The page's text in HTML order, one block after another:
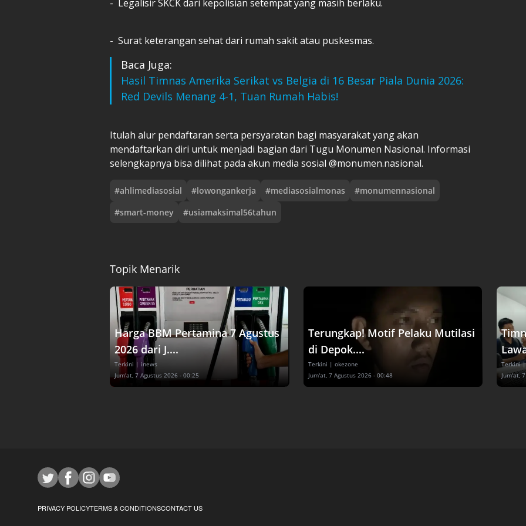
- Legalisir SKCK dari kepolisian setempat yang masih berlaku.
- Surat keterangan sehat dari rumah sakit atau puskesmas.
Baca Juga:
Hasil Timnas Amerika Serikat vs Belgia di 16 Besar Piala Dunia 2026:
Red Devils Menang 4-1, Tuan Rumah Habis!
Itulah alur pendaftaran serta persyaratan bagi masyarakat yang akan
mendaftarkan diri untuk menjadi bagian dari Tugu Monumen Nasional. Informasi
selengkapnya bisa dilihat pada akun media sosial @monumen.nasional.
#ahlimediasosial #lowongankerja #mediasosialmonas #monumennasional
#smart-money #usiamaksimal56tahun
Topik Menarik
Harga BBM Pertamina 7 Agustus
2026 dari J....
Terkini | inews
Jum'at, 7 Agustus 2026 - 00:25
Terungkap! Motif Pelaku Mutilasi
di Depok....
Terkini | okezone
Jum'at, 7 Agustus 2026 - 00:48
Terkini |
Jum'at,
PRIVACY POLICYTERMS & CONDITIONSCONTACT US